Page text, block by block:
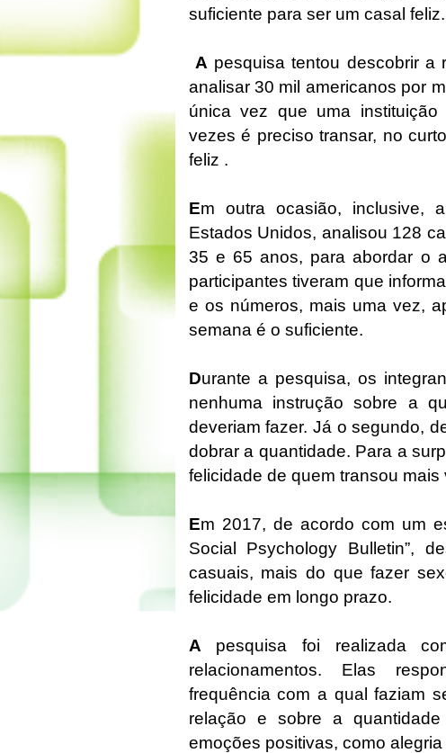
suficiente para ser um casal feliz.
A pesquisa tentou descobrir
analisar 30 mil americanos por
única vez que uma instituição
vezes é preciso transar, no
feliz .
Em outra ocasião, inclusive,
Estados Unidos, analisou 128
35 e 65 anos, para abordar o
participantes tiveram que
e os números, mais uma vez,
semana é o suficiente.
Durante a pesquisa, os
nenhuma instrução sobre a
deveriam fazer. Já o segundo,
dobrar a quantidade. Para a
felicidade de quem transou mais
Em 2017, de acordo com um
Social Psychology Bulletin”,
casuais, mais do que fazer
felicidade em longo prazo.
A pesquisa foi realizada
relacionamentos. Elas
frequência com a qual faziam
relação e sobre a
emoções positivas, como